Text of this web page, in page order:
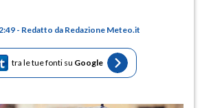
- Redatto da Redazione Meteo.it
tra le tue fonti su Google